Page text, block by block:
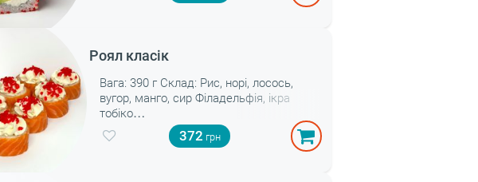
Роял класік
Вага: 390 г Склад: Рис, норі, лосось,
вугор, манго, сир Філадельфія, ікра
тобіко
372